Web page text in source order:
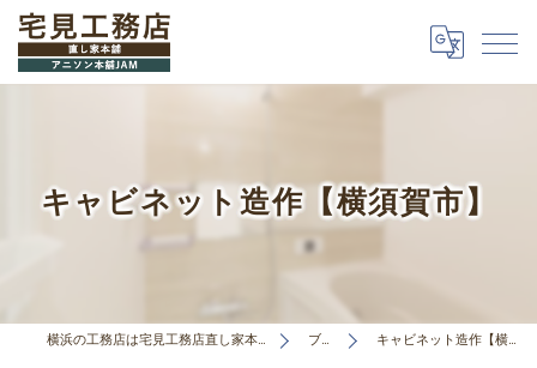
キャビネット造作【横須賀市】
横浜の工務店は宅見工務店直し家本舗合同会社 ブログ キャビネット造作【横須賀市】